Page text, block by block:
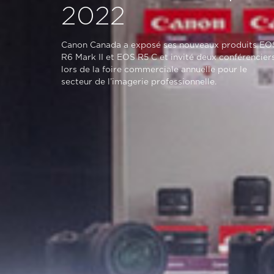
2022
Canon Canada a exposé ses nouveaux produits
R6 Mark II et EOS R5 C et invité deux
lors de la foire commerciale annuelle pour le
secteur de l’imagerie professionnelle.